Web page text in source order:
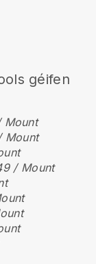
géifen
Mount
Mount
/ Mount